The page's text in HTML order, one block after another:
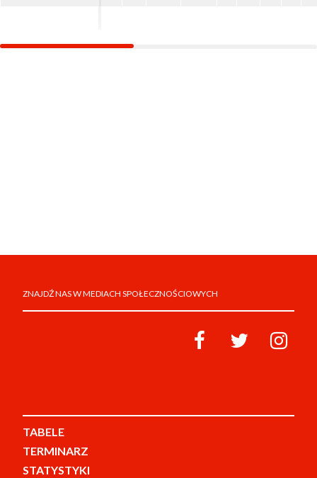
ZNAJDŹ NAS W MEDIACH SPOŁECZNOŚCIOWYCH
TABELE
TERMINARZ
STATYSTYKI